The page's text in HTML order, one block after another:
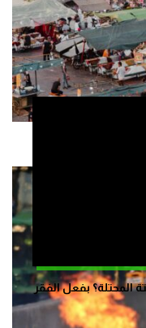
بفعل الفقر